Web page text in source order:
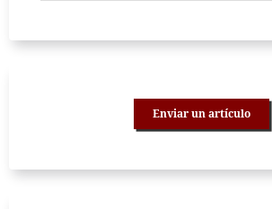
Enviar un artículo